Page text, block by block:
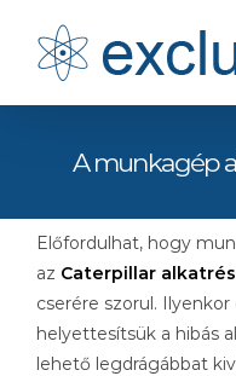
A munkagép
Előfordulhat, hogy
az Caterpillar
cserére szorul.
helyettesítsük a hibás
lehető legdrágábbat